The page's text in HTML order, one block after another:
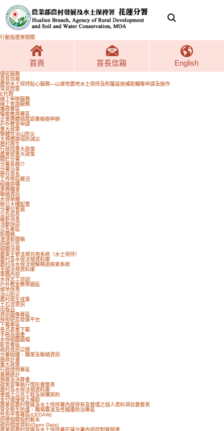
塊
及
水
蓮
分
署
全
球
資
訊
網
行動版選單開關
首頁 首長信箱 English
便民服務
首長信箱
農地水土保持貼心服務—山坡地農地水土保持及附屬設施補助輔導申請及施作
常見問答
E社群
線上申辦服務
線上查詢服務
廉政專區
檔案應用專區
企業團體捐款認養植樹申辦
戶外教室申請
重大政策
整體性治山防災
大規模崩塌防減災
農村再生
行政院重大政策
農業部重大政策
關於分署
分署長簡介
分署沿革
歷任首長
工作地區概況
組織架構
業務職掌
聯絡資訊
水保榮耀
辦公大樓配置
分署位置圖
公告訊息
最新消息
活動快訊
公告專區
新聞稿
澄清新聞稿
招標公告
相關法規
農業主管法規共用系統（水土保持）
農村及水保法規資料庫
農村及水保法規解釋函檢索系統
全國法規資料庫
業務內容
水保志工培訓
戶外教室教學園區
坡地保育
治山防災
農村再生成果
土石流資訊
出版品
資訊圖像專區
技術研究發展平台
下載專區
各式表單下載
手冊及圖書
水保相關圖檔
影音專區
政府資訊公開
分署組織、職掌及聯絡資訊
施政計畫
重大政策
行政透明專區
業務統計
預算及決算書
政策宣導執行情形彙整表
農村及水保法規資料庫
書面之公共工程及採購契約
支付或接受之補助
農業部農村發展及水土保持署內部保有及管理之個人資料項目彙整表
安全衛生防護、職場霸凌及性騷擾防治專區
性別平等專區(CEDAW)
招標相關契約範本
政府開放資料(Open Data)
農業部農村發展及水土保持署花蓮分署內部控制聲明書
關於分署
水保做好沒煩惱 農村幸福樣樣好
關於分署
展
開
社
群
按
鈕 李鎮洋
更新日期：
瀏覽人次：1492